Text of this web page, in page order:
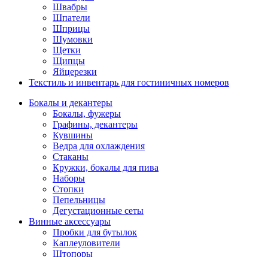
Швабры
Шпатели
Шприцы
Шумовки
Щетки
Щипцы
Яйцерезки
Текстиль и инвентарь для гостиничных номеров
Бокалы и декантеры
Бокалы, фужеры
Графины, декантеры
Кувшины
Ведра для охлаждения
Стаканы
Кружки, бокалы для пива
Наборы
Стопки
Пепельницы
Дегустационные сеты
Винные аксессуары
Пробки для бутылок
Каплеуловители
Штопоры